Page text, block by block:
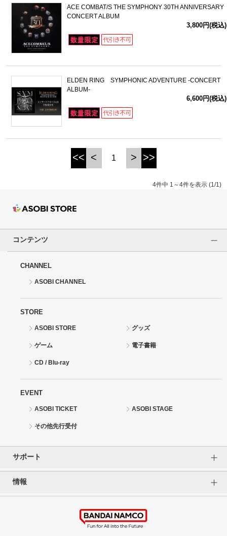
アイドリッシュセブン
モフモフパレード
ACE COMBAT/S THE SYMPHONY 30TH ANNIVERSARY
CONCERT ALBUM
3,800円(税込)
ELDEN RING SYMPHONIC ADVENTURE -CONCERT
ALBUM-
6,600円(税込)
<< < 1 > >>
4件中 1～4件を表示 (1/1)
コンテンツ
CHANNEL
ASOBI CHANNEL
STORE
ASOBI STORE グッズ
ゲーム 電子書籍
CD / Blu-ray
EVENT
ASOBI TICKET ASOBI STAGE
その他先行受付
サポート
情報
個人情報保護方針
特定商取引法に基づく表記 企業情報